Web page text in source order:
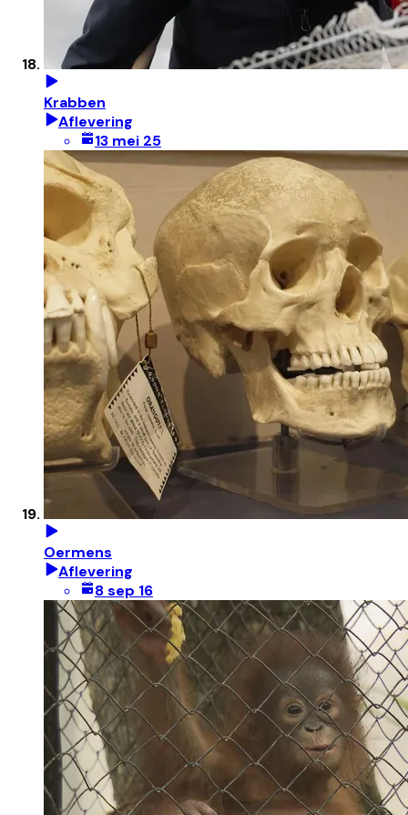
Krabben
Aflevering
13 mei 25
Oermens
Aflevering
8 sep 16